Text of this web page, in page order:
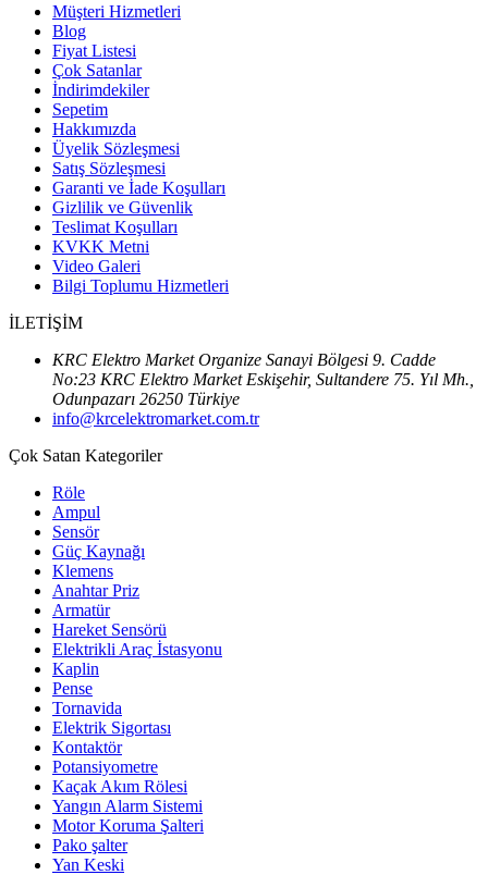
Müşteri Hizmetleri
Blog
Fiyat Listesi
Çok Satanlar
İndirimdekiler
Sepetim
Hakkımızda
Üyelik Sözleşmesi
Satış Sözleşmesi
Garanti ve İade Koşulları
Gizlilik ve Güvenlik
Teslimat Koşulları
KVKK Metni
Video Galeri
Bilgi Toplumu Hizmetleri
İLETİŞİM
KRC Elektro Market Organize Sanayi Bölgesi 9. Cadde
No:23 KRC Elektro Market Eskişehir, Sultandere 75. Yıl Mh.,
Odunpazarı 26250 Türkiye
info@krcelektromarket.com.tr
Çok Satan Kategoriler
Röle
Ampul
Sensör
Güç Kaynağı
Klemens
Anahtar Priz
Armatür
Hareket Sensörü
Elektrikli Araç İstasyonu
Kaplin
Pense
Tornavida
Elektrik Sigortası
Kontaktör
Potansiyometre
Kaçak Akım Rölesi
Yangın Alarm Sistemi
Motor Koruma Şalteri
Pako şalter
Yan Keski